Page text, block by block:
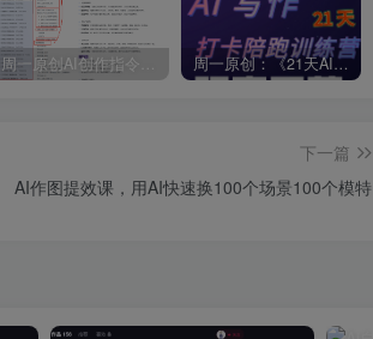
周一原创AI创作指令词：30+个领域赛道的创作提示词集合 周一原创：《21天AI写作打卡陪跑训练营》全部内容讲解！（网站会员免费学习…）
下一篇
AI作图提效课，用AI快速换100个场景100个模特